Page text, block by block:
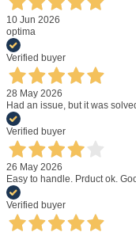
10 Jun 2026
optima
Verified buyer
28 May 2026
Had an issue, but it was
Verified buyer
26 May 2026
Easy to handle. Prduct ok.
Verified buyer